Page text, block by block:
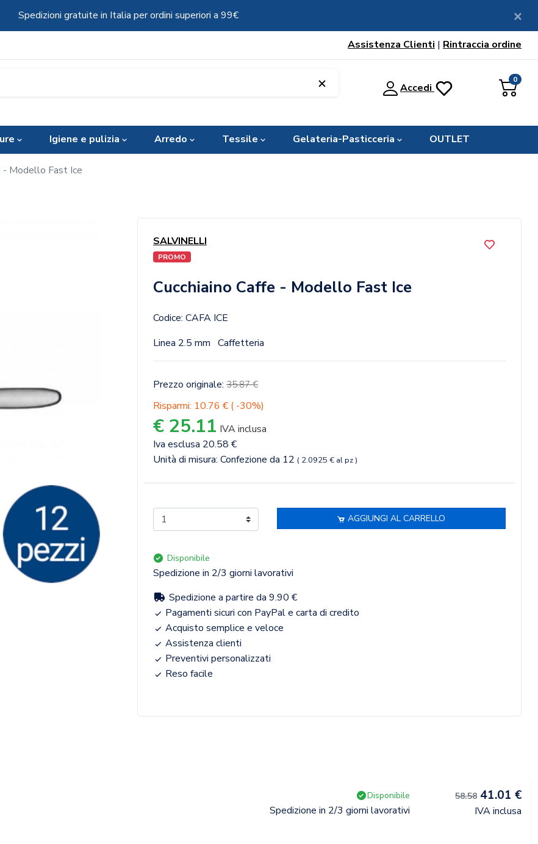
Spedizioni gratuite in Italia per ordini superiori a 99€
Assistenza Clienti | Rintraccia ordine
0
Accedi
Igiene e pulizia Arredo Tessile Gelateria-Pasticceria OUTLET
- Modello Fast Ice
SALVINELLI
PROMO
Cucchiaino Caffe - Modello Fast Ice
Codice: CAFA ICE
Linea 2.5 mm Caffetteria
Prezzo originale: 35.87 €
Risparmi: 10.76 € ( -30%)
€ 25.11 IVA inclusa
Iva esclusa 20.58 €
Unità di misura: Confezione da 12 ( 2.0925 € al pz )
AGGIUNGI AL CARRELLO
Disponibile
Spedizione in 2/3 giorni lavorativi
Spedizione a partire da 9.90 €
Pagamenti sicuri con PayPal e carta di credito
Acquisto semplice e veloce
Assistenza clienti
Preventivi personalizzati
Reso facile
Disponibile
Spedizione in 2/3 giorni lavorativi
58.5841.01 €
IVA inclusa